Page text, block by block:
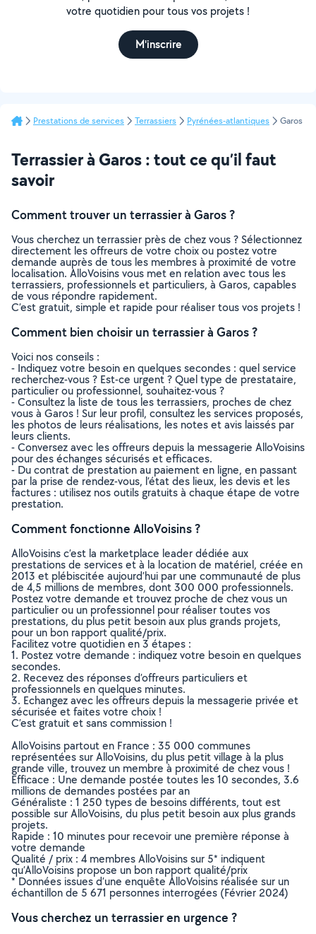
votre quotidien pour tous vos projets !
M'inscrire
Prestations de services Terrassiers Pyrénées-atlantiques Garos
Terrassier à Garos : tout ce qu’il faut
savoir
Comment trouver un terrassier à Garos ?
Vous cherchez un terrassier près de chez vous ? Sélectionnez
directement les offreurs de votre choix ou postez votre
demande auprès de tous les membres à proximité de votre
localisation. AlloVoisins vous met en relation avec tous les
terrassiers, professionnels et particuliers, à Garos, capables
de vous répondre rapidement.
C’est gratuit, simple et rapide pour réaliser tous vos projets !
Comment bien choisir un terrassier à Garos ?
Voici nos conseils :
- Indiquez votre besoin en quelques secondes : quel service
recherchez-vous ? Est-ce urgent ? Quel type de prestataire,
particulier ou professionnel, souhaitez-vous ?
- Consultez la liste de tous les terrassiers, proches de chez
vous à Garos ! Sur leur profil, consultez les services proposés,
les photos de leurs réalisations, les notes et avis laissés par
leurs clients.
- Conversez avec les offreurs depuis la messagerie AlloVoisins
pour des échanges sécurisés et efficaces.
- Du contrat de prestation au paiement en ligne, en passant
par la prise de rendez-vous, l’état des lieux, les devis et les
factures : utilisez nos outils gratuits à chaque étape de votre
prestation.
Comment fonctionne AlloVoisins ?
AlloVoisins c’est la marketplace leader dédiée aux
prestations de services et à la location de matériel, créée en
2013 et plébiscitée aujourd’hui par une communauté de plus
de 4,5 millions de membres, dont 300 000 professionnels.
Postez votre demande et trouvez proche de chez vous un
particulier ou un professionnel pour réaliser toutes vos
prestations, du plus petit besoin aux plus grands projets,
pour un bon rapport qualité/prix.
Facilitez votre quotidien en 3 étapes :
1. Postez votre demande : indiquez votre besoin en quelques
secondes.
2. Recevez des réponses d’offreurs particuliers et
professionnels en quelques minutes.
3. Echangez avec les offreurs depuis la messagerie privée et
sécurisée et faites votre choix !
C’est gratuit et sans commission !
AlloVoisins partout en France : 35 000 communes
représentées sur AlloVoisins, du plus petit village à la plus
grande ville, trouvez un membre à proximité de chez vous !
Efficace : Une demande postée toutes les 10 secondes, 3.6
millions de demandes postées par an
Généraliste : 1 250 types de besoins différents, tout est
possible sur AlloVoisins, du plus petit besoin aux plus grands
projets.
Rapide : 10 minutes pour recevoir une première réponse à
votre demande
Qualité / prix : 4 membres AlloVoisins sur 5* indiquent
qu’AlloVoisins propose un bon rapport qualité/prix
* Données issues d’une enquête AlloVoisins réalisée sur un
échantillon de 5 671 personnes interrogées (Février 2024)
Vous cherchez un terrassier en urgence ?